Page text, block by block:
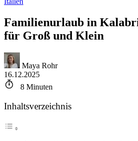
Familienurlaub in
für Groß und Klein
Maya Rohr
16.12.2025
8 Minuten
Inhaltsverzeichnis